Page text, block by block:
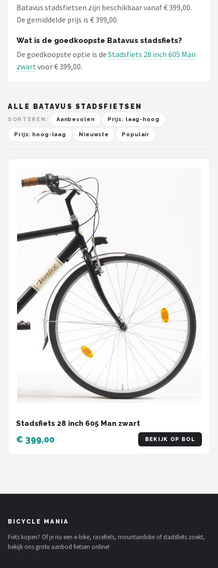
Batavus stadsfietsen zijn beschikbaar vanaf € 399,00.
De gemiddelde prijs is € 399,00.
Wat is de goedkoopste Batavus stadsfiets?
De goedkoopste optie is de Stadsfiets 28 inch 605 Man
zwartvoor € 399,00.
ALLE BATAVUS STADSFIETSEN
SORTEREN: Aanbevolen Prijs: laag-hoog
Prijs: hoog-laag Nieuwste Populair
Stadsfiets 28 inch 605 Man zwart
€ 399,00 BEKIJK OP BOL
BICYCLE MANIA
Fiets kopen? Of je nu een e-bike, racefiets, mountainbike of stadsfiets zoekt,
bekijk ons grote aanbod fietsen online!